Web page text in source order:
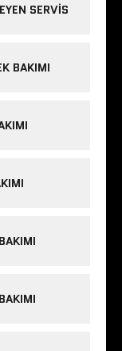
SERVIS
BAKIMI